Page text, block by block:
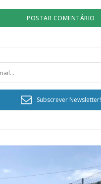
Subscrever Newsletter!